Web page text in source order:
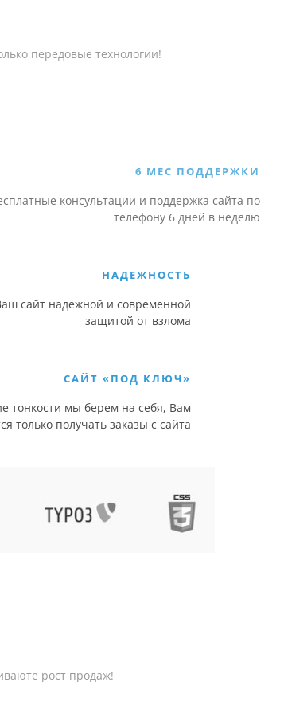
передовые технологии!
6 МЕС ПОДДЕРЖКИ
и поддержка сайта по
телефону 6 дней в неделю
НАДЕЖНОСТЬ
сайт надежной и современной
защитой от взлома
САЙТ «ПОД КЛЮЧ»
тонкости мы берем на себя, Вам
только получать заказы с сайта
рост продаж!